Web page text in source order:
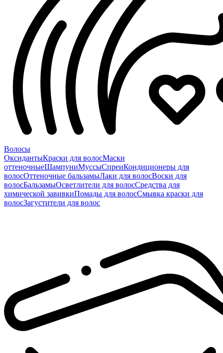
Волосы
ОксидантыКраски для волосМаски
оттеночныеШампуниМуссыСпреиКондиционеры для
волосОттеночные бальзамыЛаки для волосВоски для
волосБальзамыОсветлители для волосСредства для
химической завивкиПомады для волосСмывка краски для
волосЗагустители для волос